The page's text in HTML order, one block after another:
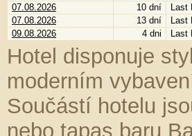
07.08.2026
10 dní
Last
07.08.2026
13 dní
Last
09.08.2026
4 dni Last
Hotel disponuje
moderním
Součástí hotelu
nebo tapas baru